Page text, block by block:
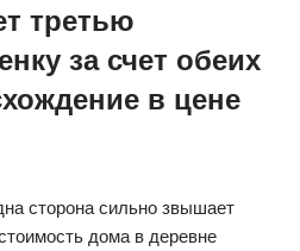
третью
за счет обеих
в цене
сторона сильно звышает
дома в деревне